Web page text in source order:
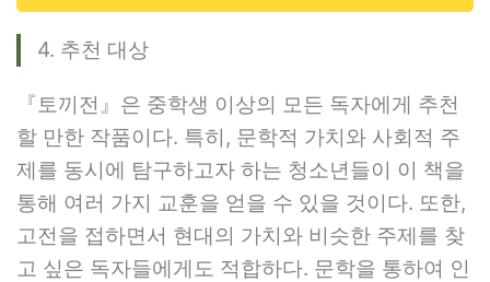
4. 추천 대상
『토끼전』은 중학생 이상의 모든 독자에게 추천
할 만한 작품이다. 특히, 문학적 가치와 사회적 주
제를 동시에 탐구하고자 하는 청소년들이 이 책을
통해 여러 가지 교훈을 얻을 수 있을 것이다. 또한,
고전을 접하면서 현대의 가치와 비슷한 주제를 찾
고 싶은 독자들에게도 적합하다. 문학을 통하여 인